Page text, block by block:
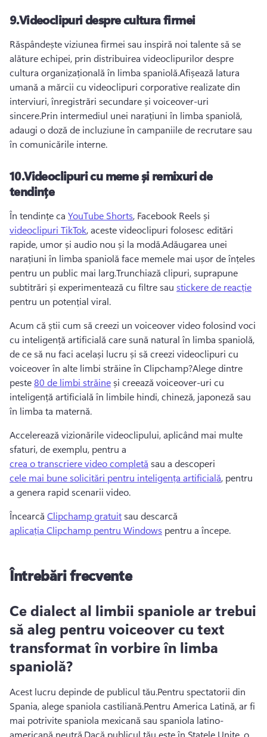
9.Videoclipuri despre cultura firmei
Răspândește viziunea firmei sau inspiră noi talente să se
alăture echipei, prin distribuirea videoclipurilor despre
cultura organizațională în limba spaniolă.Afișează latura
umană a mărcii cu videoclipuri corporative realizate din
interviuri, înregistrări secundare și voiceover-uri
sincere.Prin intermediul unei narațiuni în limba spaniolă,
adaugi o doză de incluziune în campaniile de recrutare sau
în comunicările interne.
10.Videoclipuri cu meme și remixuri de
tendințe
În tendințe ca YouTube Shorts, Facebook Reels și
videoclipuri TikTok, aceste videoclipuri folosesc editări
rapide, umor și audio nou și la modă.Adăugarea unei
narațiuni în limba spaniolă face memele mai ușor de înțeles
pentru un public mai larg.Trunchiază clipuri, suprapune
subtitrări și experimentează cu filtre sau stickere de reacție
pentru un potențial viral.
Acum că știi cum să creezi un voiceover video folosind voci
cu inteligență artificială care sună natural în limba spaniolă,
de ce să nu faci același lucru și să creezi videoclipuri cu
voiceover în alte limbi străine în Clipchamp?Alege dintre
peste 80 de limbi străine și creează voiceover-uri cu
inteligență artificială în limbile hindi, chineză, japoneză sau
în limba ta maternă.
Accelerează vizionările videoclipului, aplicând mai multe
sfaturi, de exemplu, pentru a
crea o transcriere video completă sau a descoperi
cele mai bune solicitări pentru inteligența artificială, pentru
a genera rapid scenarii video.
Încearcă Clipchamp gratuit sau descarcă
aplicația Clipchamp pentru Windows pentru a începe.
Întrebări frecvente
Ce dialect al limbii spaniole ar trebui
să aleg pentru voiceover cu text
transformat în vorbire în limba
spaniolă?
Acest lucru depinde de publicul tău.Pentru spectatorii din
Spania, alege spaniola castiliană.Pentru America Latină, ar fi
mai potrivite spaniola mexicană sau spaniola latino-
americană neutră. Dacă publicul tău este în Statele Unite, o